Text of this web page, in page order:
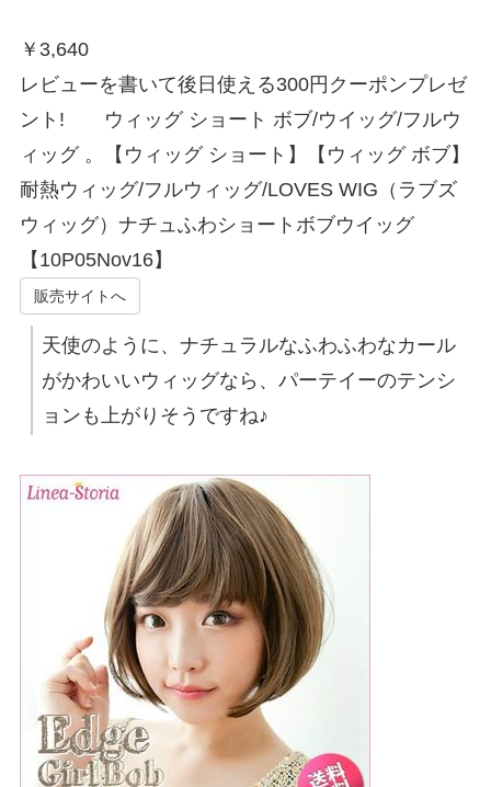
￥ 3,640
レビューを書いて後日使える300円クーポンプレゼ
ント! ウィッグ ショート ボブ/ウイッグ/フルウ
ィッグ 。【ウィッグ ショート】【ウィッグ ボブ】
耐熱ウィッグ/フルウィッグ/LOVES WIG（ラブズ
ウィッグ）ナチュふわショートボブウイッグ
【10P05Nov16】
販売サイトへ
天使のように、ナチュラルなふわふわなカール
がかわいいウィッグなら、パーテイーのテンシ
ョンも上がりそうですね♪